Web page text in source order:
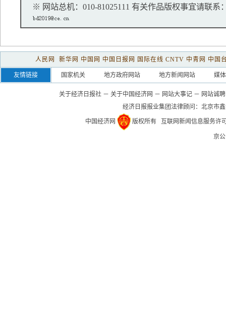
※ 网站总机：010-81025111 有关作品版权事宜请联系
人民网 新华网 中国网 中国日报网 国际在线 CNTV 中青网 中国
友情链接 国家机关 地方政府网站 地方新闻网站 媒
关于经济日报社 － 关于中国经济网 － 网站大事记 － 网站诚聘
经济日报报业集团法律顾问： 北京市
中国经济网 版权所有 互联网新闻信息服务许
京